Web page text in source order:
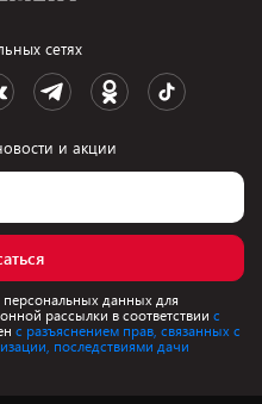
сетях
и акции
данных для
рассылки в соответствии с
с разъяснением прав, связанных с
последствиями дачи